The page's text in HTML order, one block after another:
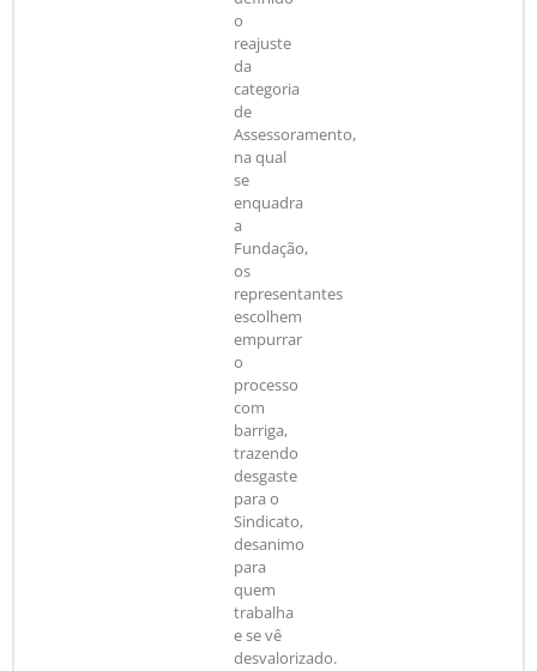
o
reajuste
da
categoria
de
Assessoramento,
na qual
se
enquadra
a
Fundação,
os
representantes
escolhem
empurrar
o
processo
com
barriga,
trazendo
desgaste
para o
Sindicato,
desanimo
para
quem
trabalha
e se vê
desvalorizado.